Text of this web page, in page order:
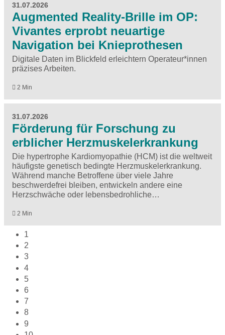
31.07.2026
Augmented Reality-Brille im OP:
Vivantes erprobt neuartige
Navigation bei Knieprothesen
Digitale Daten im Blickfeld erleichtern Operateur*innen
präzises Arbeiten.
2 Min
31.07.2026
Förderung für Forschung zu
erblicher Herzmuskelerkrankung
Die hypertrophe Kardiomyopathie (HCM) ist die weltweit
häufigste genetisch bedingte Herzmuskelerkrankung.
Während manche Betroffene über viele Jahre
beschwerdefrei bleiben, entwickeln andere eine
Herzschwäche oder lebensbedrohliche…
2 Min
1
2
3
4
5
6
7
8
9